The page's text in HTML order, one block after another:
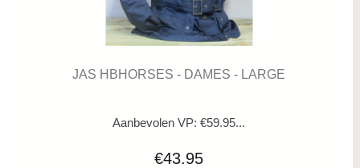
JAS HBHORSES - DAMES - LARGE
Aanbevolen VP: €59.95...
€43.95